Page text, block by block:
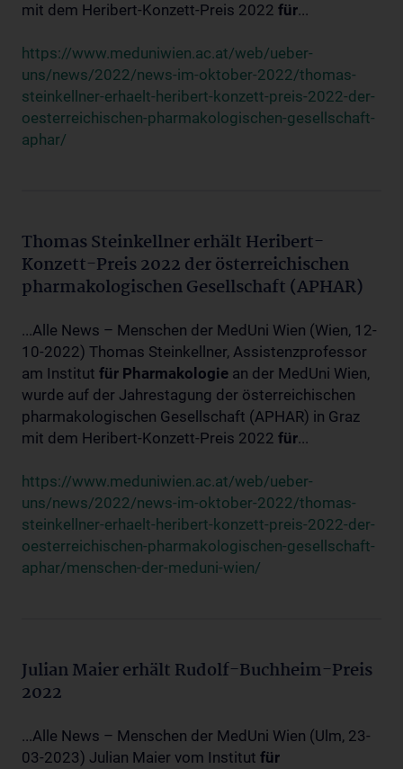
mit dem Heribert-Konzett-Preis 2022 für...
https://www.meduniwien.ac.at/web/ueber-
uns/news/2022/news-im-oktober-2022/thomas-
steinkellner-erhaelt-heribert-konzett-preis-2022-der-
oesterreichischen-pharmakologischen-gesellschaft-
aphar/
Thomas Steinkellner erhält Heribert-
Konzett-Preis 2022 der österreichischen
pharmakologischen Gesellschaft (APHAR)
...Alle News – Menschen der MedUni Wien (Wien, 12-
10-2022) Thomas Steinkellner, Assistenzprofessor
am Institut für Pharmakologie an der MedUni Wien,
wurde auf der Jahrestagung der österreichischen
pharmakologischen Gesellschaft (APHAR) in Graz
mit dem Heribert-Konzett-Preis 2022 für...
https://www.meduniwien.ac.at/web/ueber-
uns/news/2022/news-im-oktober-2022/thomas-
steinkellner-erhaelt-heribert-konzett-preis-2022-der-
oesterreichischen-pharmakologischen-gesellschaft-
aphar/menschen-der-meduni-wien/
Julian Maier erhält Rudolf-Buchheim-Preis
2022
...Alle News – Menschen der MedUni Wien (Ulm, 23-
03-2023) Julian Maier vom Institut für